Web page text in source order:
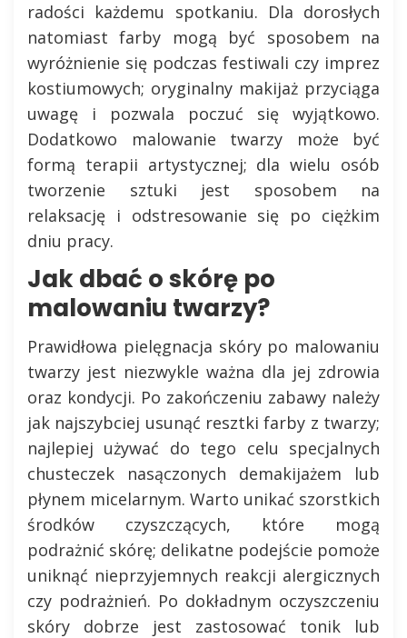
radości każdemu spotkaniu. Dla dorosłych
natomiast farby mogą być sposobem na
wyróżnienie się podczas festiwali czy imprez
kostiumowych; oryginalny makijaż przyciąga
uwagę i pozwala poczuć się wyjątkowo.
Dodatkowo malowanie twarzy może być
formą terapii artystycznej; dla wielu osób
tworzenie sztuki jest sposobem na
relaksację i odstresowanie się po ciężkim
dniu pracy.
Jak dbać o skórę po
malowaniu twarzy?
Prawidłowa pielęgnacja skóry po malowaniu
twarzy jest niezwykle ważna dla jej zdrowia
oraz kondycji. Po zakończeniu zabawy należy
jak najszybciej usunąć resztki farby z twarzy;
najlepiej używać do tego celu specjalnych
chusteczek nasączonych demakijażem lub
płynem micelarnym. Warto unikać szorstkich
środków czyszczących, które mogą
podrażnić skórę; delikatne podejście pomoże
uniknąć nieprzyjemnych reakcji alergicznych
czy podrażnień. Po dokładnym oczyszczeniu
skóry dobrze jest zastosować tonik lub